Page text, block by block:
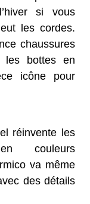
si vous
les cordes.
chaussures
les bottes en
icône pour
réinvente les
couleurs
va même
des détails